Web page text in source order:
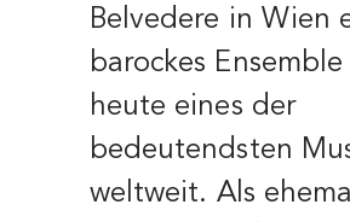
Belvedere in Wien
barockes
heute eines der
bedeutendsten
weltweit. Als